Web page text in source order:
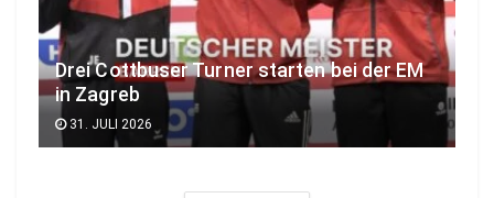
Drei Cottbuser Turner starten bei der EM
in Zagreb
31. JULI 2026